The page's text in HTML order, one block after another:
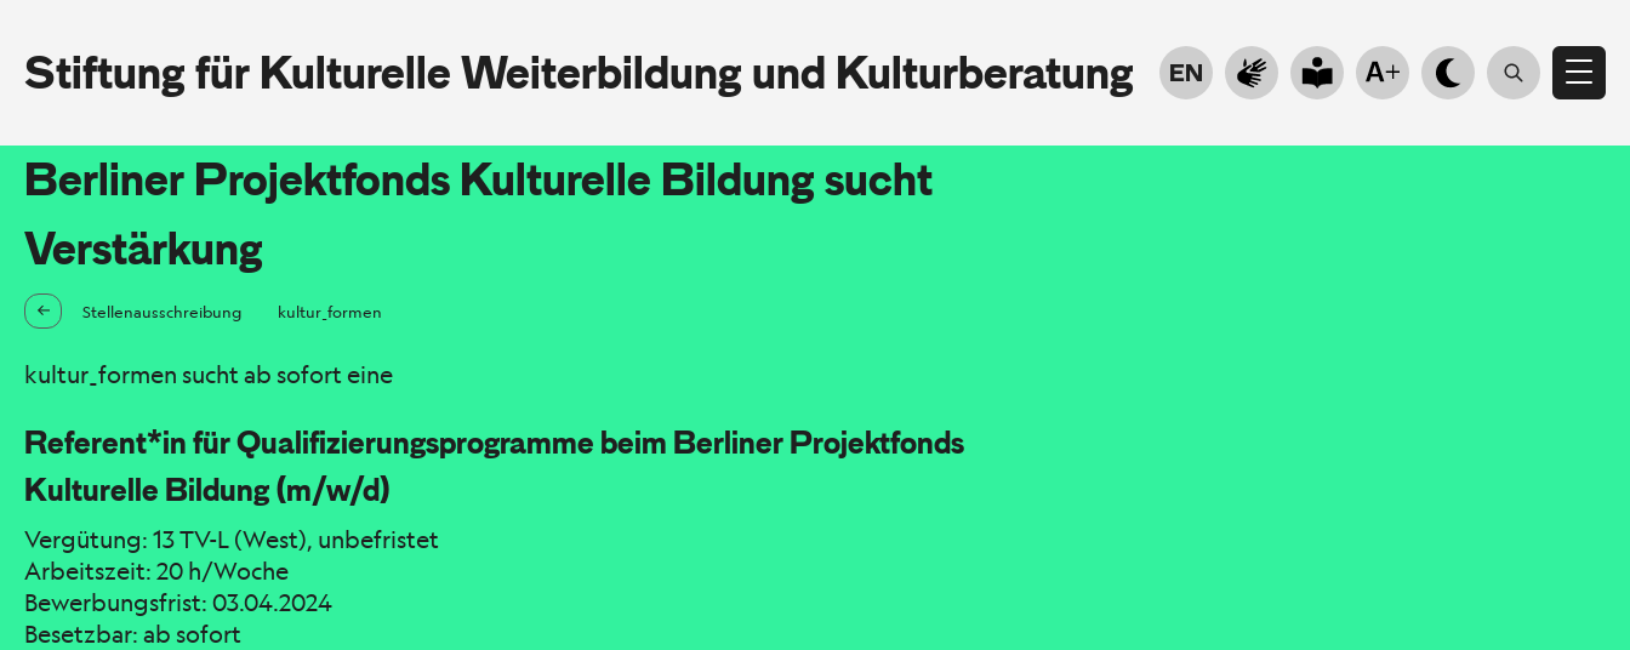
Stiftung für Kulturelle Weiterbildung und Kulturberatung EN
Berliner Projektfonds Kulturelle Bildung sucht
Verstärkung
Stellenausschreibung kultur_formen
kultur_formen sucht ab sofort eine
Referent*in für Qualifizierungsprogramme beim Berliner Projektfonds
Kulturelle Bildung (m/w/d)
Vergütung: 13 TV-L (West), unbefristet
Arbeitszeit: 20 h/Woche
Bewerbungsfrist: 03.04.2024
Besetzbar: ab sofort